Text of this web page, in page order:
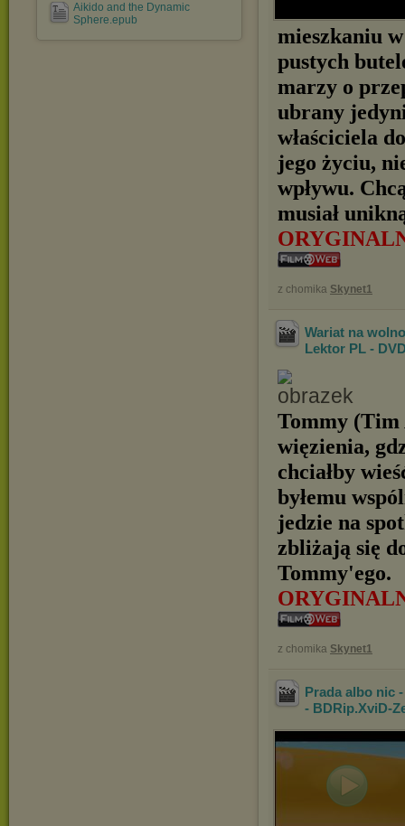
Aikido and the Dynamic
Sphere.epub
mieszkaniu
pustych
marzy o
ubrany
właściciela
jego życiu,
wpływu.
musiał
z chomika Skynet1
Wariat na
Lektor PL -
Tommy (Tim
więzienia,
chciałby
byłemu
jedzie na
zbliżają się
Tommy'ego.
z chomika Skynet1
Prada albo nic
- BDRip.XviD-